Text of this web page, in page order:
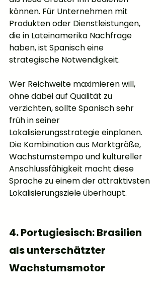
können. Für Unternehmen mit
Produkten oder Dienstleistungen,
die in Lateinamerika Nachfrage
haben, ist Spanisch eine
strategische Notwendigkeit.
Wer Reichweite maximieren will,
ohne dabei auf Qualität zu
verzichten, sollte Spanisch sehr
früh in seiner
Lokalisierungsstrategie einplanen.
Die Kombination aus Marktgröße,
Wachstumstempo und kultureller
Anschlussfähigkeit macht diese
Sprache zu einem der attraktivsten
Lokalisierungsziele überhaupt.
4. Portugiesisch: Brasilien
als unterschätzter
Wachstumsmotor